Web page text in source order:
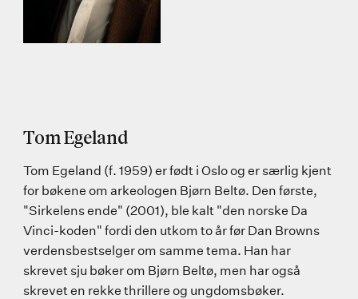
Tom Egeland
Tom Egeland (f. 1959) er født i Oslo og er særlig kjent
for bøkene om arkeologen Bjørn Beltø. Den første,
"Sirkelens ende" (2001), ble kalt "den norske Da
Vinci-koden" fordi den utkom to år før Dan Browns
verdensbestselger om samme tema. Han har
skrevet sju bøker om Bjørn Beltø, men har også
skrevet en rekke thrillere og ungdomsbøker.